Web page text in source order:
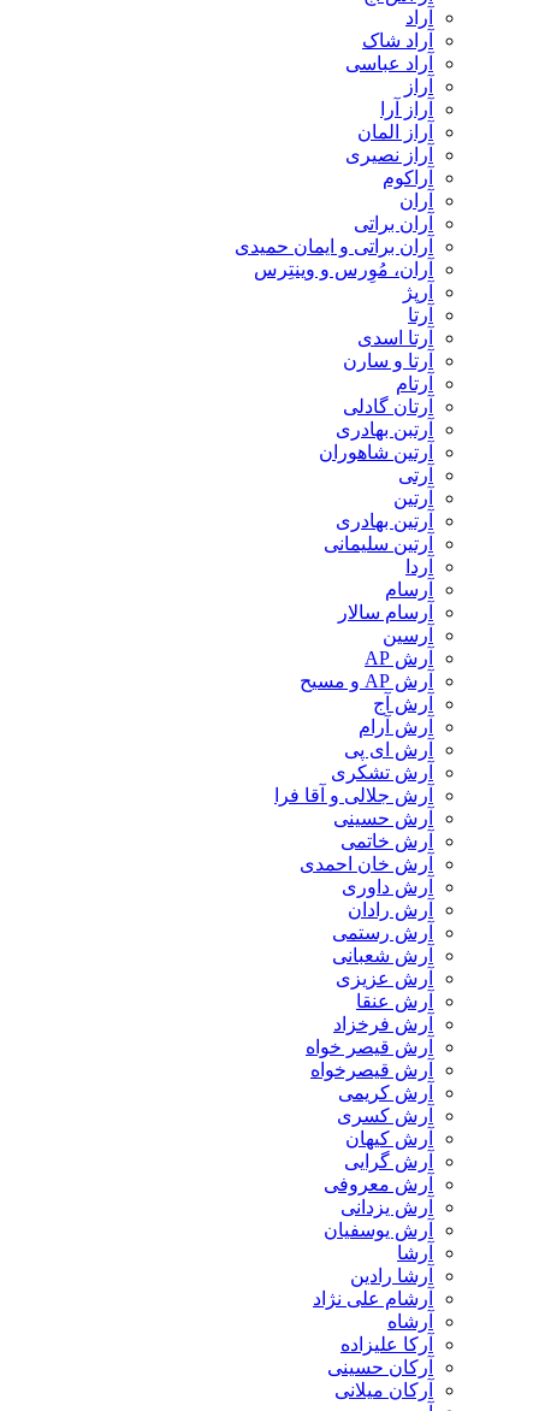
آراد
آراد شاک
آراد عباسی
آراز
آراز آرا
آراز المان
آراز نصیری
آراکوم
آران
آران براتی
آران براتی و ایمان حمیدی
آران، مُوِرس و وینتِرس
آرپژ
آرتا
آرتا اسدی
آرتا و سارن
آرتام
آرتان گادلی
آرتبن بهادری
آرتين شاهوران
آرتی
آرتین
آرتین بهادری
آرتین سلیمانی
آردا
آرسام
آرسام سالار
آرسین
آرش AP
آرش AP و مسیح
آرش آج
آرش آرام
آرش ای پی
آرش تشکری
آرش جلالی و آقا فرا
آرش حسینی
آرش خاتمی
آرش خان احمدی
آرش داوری
آرش رادان
آرش رستمى
آرش شعبانی
آرش عزیزی
آرش عنقا
آرش فرخزاد
آرش قیصر خواه
آرش قیصرخواه
آرش کریمی
آرش کسری
آرش کیهان
آرش گرایی
آرش معروفی
آرش یزدانی
آرش یوسفیان
آرشا
آرشا رادین
آرشام علی نژاد
آرشاه
آرکا علیزاده
آرکان حسینی
آرکان میلانی